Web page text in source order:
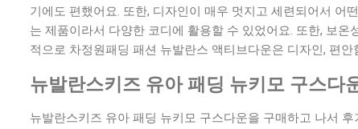
기에도 편했어요. 또한, 디자인이 매우 멋지고 세련되어서 어
는 제품이라서 다양한 코디에 활용할 수 있었어요. 또한, 보
적으로 차정원패딩 패션 뉴발란스 액티브다운은 디자인, 편
뉴발란스키즈 유아 패딩 뉴키모 구스다
뉴발란스키즈 유아 패딩 뉴키모 구스다운을 구매하고 나서